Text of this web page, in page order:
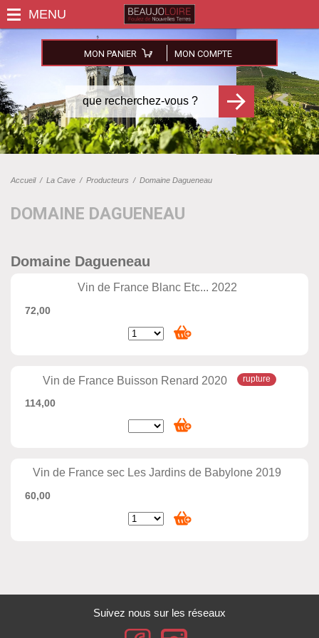
MON PANIER MON COMPTE
Accueil/ La Cave / Producteurs / Domaine Dagueneau
DOMAINE DAGUENEAU
Domaine Dagueneau
Vin de France Blanc Etc... 2022
72,00
Vin de France Buisson Renard 2020
114,00
Vin de France sec Les Jardins de Babylone 2019
60,00
Suivez nous sur les réseaux